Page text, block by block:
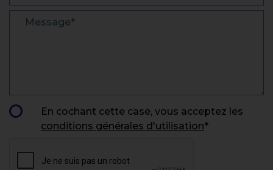
MESSAGE
En cochant cette case, vous acceptez les
conditions générales d'utilisation*